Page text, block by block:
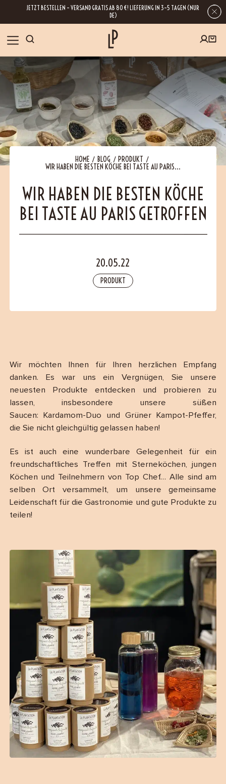
JETZT BESTELLEN – VERSAND GRATIS AB 80 €! LIEFERUNG IN 3–5 TAGEN (NUR
DE)
SHOP
GESCHENKE
BLOG
REZEPTE
BESUCHEN
ÜBER UNS
B2B
HOME BLOG PRODUKT
WIR HABEN DIE BESTEN KÖCHE BEI TASTE AU PARIS...
WIR HABEN DIE BESTEN KÖCHE
BEI TASTE AU PARIS GETROFFEN
20.05.22
PRODUKT
Wir möchten Ihnen für Ihren herzlichen Empfang
danken. Es war uns ein Vergnügen, Sie unsere
neuesten Produkte entdecken und probieren zu
lassen, insbesondere unsere süßen
Saucen: Kardamom-Duo und Grüner Kampot-Pfeffer,
die Sie nicht gleichgültig gelassen haben!
Es ist auch eine wunderbare Gelegenheit für ein
freundschaftliches Treffen mit Sterneköchen, jungen
Köchen und Teilnehmern von Top Chef… Alle sind am
selben Ort versammelt, um unsere gemeinsame
Leidenschaft für die Gastronomie und gute Produkte zu
teilen!
Wenn Sie Ihre E-Mail-Adresse hinterlassen, erhalten Sie Zugang zu unseren
Newslettern, die reich an Tipps, Inspirationen und Informationen über unsere
neuesten Entwicklungen sind. Selbstverständlich ist eine Abmeldung
jederzeit möglich.